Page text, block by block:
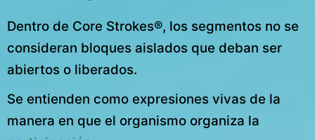
Dentro de Core Strokes®, los segmentos no se
consideran bloques aislados que deban ser
abiertos o liberados.
Se entienden como expresiones vivas de la
manera en que el organismo organiza la